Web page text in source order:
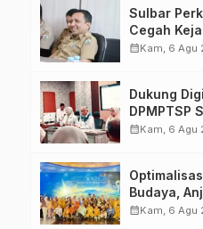
Sulbar
Cegah
calendar_monthKam, 6 Agu
Dukung
DPMPTSP
Aplikasi
calendar_monthKam, 6 Agu
Budaya,
Sulawesi
calendar_monthKam, 6 Agu